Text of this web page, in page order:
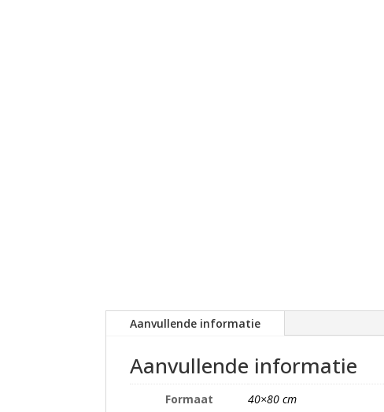
Aanvullende informatie
Aanvullende informatie
Formaat
40×80 cm